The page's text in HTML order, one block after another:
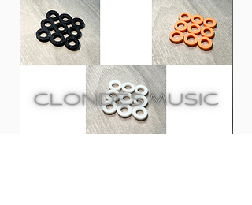
desktop/table, angling Speakers
towards ears for improved listening.
EVA foam padding protects against
scratches & provides sound absorption.
Suitable for 5"- 8" speakers.
------------------------------